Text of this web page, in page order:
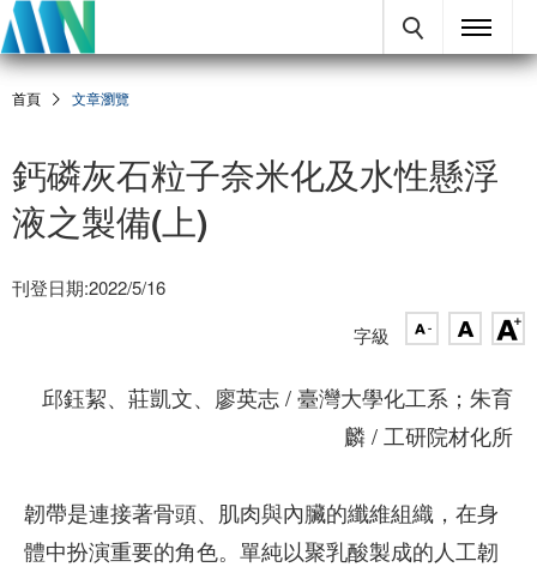
首頁 文章瀏覽
鈣磷灰石粒子奈米化及水性懸浮
液之製備(上)
刊登日期:2022/5/16
字級
邱鈺絜、莊凱文、廖英志 / 臺灣大學化工系；朱育
麟 / 工研院材化所
韌帶是連接著骨頭、肌肉與內臟的纖維組織，在身
體中扮演重要的角色。單純以聚乳酸製成的人工韌